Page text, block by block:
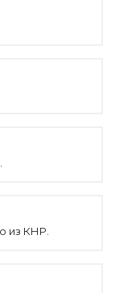
из КНР.